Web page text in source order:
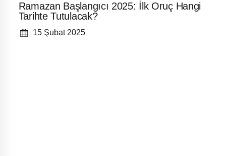
Ramazan Başlangıcı 2025: İlk Oruç Hangi
Tarihte Tutulacak?
15 Şubat 2025